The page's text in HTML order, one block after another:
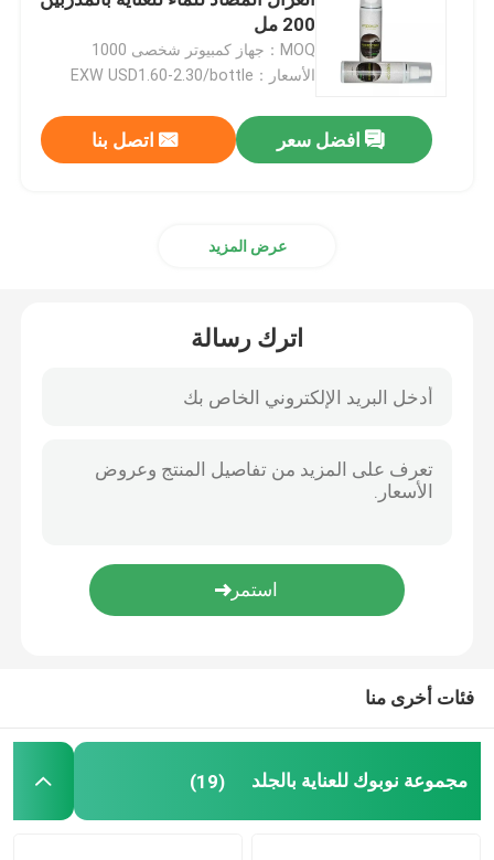
طقم تنظيف الجلد
مجموعة العناية بالأحذية الجلدية
طلاء بخاخ شمع السيارة
مجموعة العناية بالأحذية الرياضية
مجموعة حماية العناية بالأثاث
رذاذ واقي النسيج
بخاخ مزيل روائح الأقمشة
طلاء الحواف الجلدية
200 مل
MOQ：جهاز كمبيوتر شخصى 1000
الأسعار：EXW USD1.60-2.30/bottle
افضل سعر اتصل بنا
عرض المزيد
اترك رسالة
فئات أخرى منا
مجموعة نوبوك للعناية بالجلد (19)